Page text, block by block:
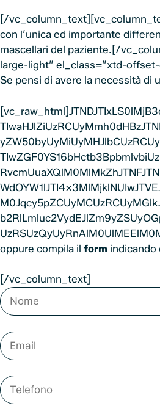
[/
con l’unica ed importante
mascellari del paziente.[/
large-light” el_class=”xtd-
Se pensi di avere la necessità di
oppure compila il form indicando
[/vc_column_text]